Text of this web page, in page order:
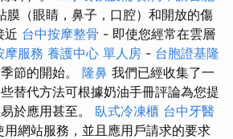
膜（眼睛，鼻子，口腔）和開放的傷
近 台中按摩整骨 - 即使您經常在雲層
摩服務 養護中心 單人房 - 台胞證基隆
節的開始。 隆鼻 我們已經收集了一
替代方法可根據奶油手冊評論為您提
於應用甚至。 臥式冷凍櫃 台中牙醫
用網站服務，並且應用戶請求的要求